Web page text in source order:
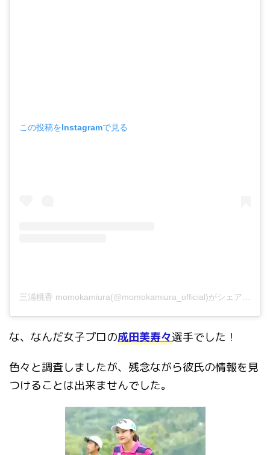
この投稿をInstagramで見る
な、なんだ女子プロの成田美寿々選手でした！
色々と調査しましたが、残念ながら彼氏の情報を見
つけることは出来ませんでした。